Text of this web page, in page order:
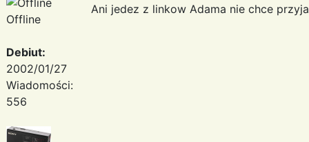
Offline
Debiut:
2002/01/27
Wiadomości:
556
Ani jedez z linkow Adama nie chce